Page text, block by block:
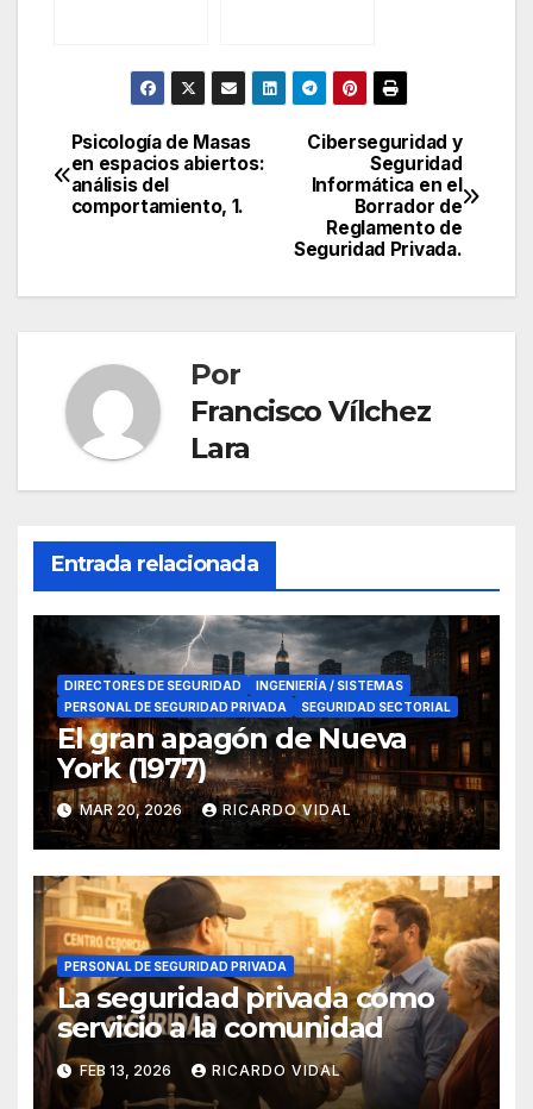
comportamien
comportamien
to, 2.
Navegación
de
Ciberseguridad y
Seguridad
Informática en el
Borrador de
Reglamento de
Seguridad Privada.
Psicología de Masas
en espacios abiertos:
análisis del
comportamiento, 1.
Por
Francisco Vílchez
Lara
Entrada relacionada
DIRECTORES DE SEGURIDAD
INGENIERÍA / SISTEMAS
PERSONAL DE SEGURIDAD PRIVADA
SEGURIDAD SECTORIAL
El gran apagón de Nueva
York (1977)
MAR 20, 2026 RICARDO VIDAL
PERSONAL DE SEGURIDAD PRIVADA
La seguridad privada como
servicio a la comunidad
FEB 13, 2026 RICARDO VIDAL